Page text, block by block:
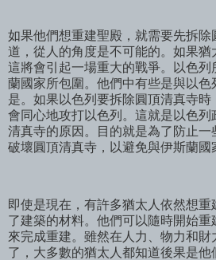
如果他們想重建聖殿，就需要先拆除
道，從人的角度是不可能的。如果猶
這將會引起一場重大的戰爭。以色
蘭國家所包圍。他們中有些是與以色
是。如果以色列要拆除圓頂清真寺
會同心地攻打以色列。這就是以色
清真寺的原因。目的就是為了防止
破壞圓頂清真寺，以避免與伊斯蘭國
即使是現在，有許多猶太人依然想
了建築的材料。他們可以隨時開始
來完成重建。雖然在人力、物力和
了，大多數的猶太人都知道後果是